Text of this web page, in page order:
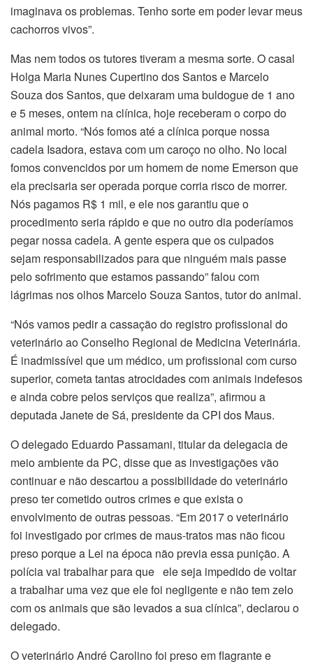
imaginava os problemas. Tenho sorte em poder levar meus
cachorros vivos”.
Mas nem todos os tutores tiveram a mesma sorte. O casal
Holga Maria Nunes Cupertino dos Santos e Marcelo
Souza dos Santos, que deixaram uma buldogue de 1 ano
e 5 meses, ontem na clínica, hoje receberam o corpo do
animal morto. “Nós fomos até a clínica porque nossa
cadela Isadora, estava com um caroço no olho. No local
fomos convencidos por um homem de nome Emerson que
ela precisaria ser operada porque corria risco de morrer.
Nós pagamos R$ 1 mil, e ele nos garantiu que o
procedimento seria rápido e que no outro dia poderíamos
pegar nossa cadela. A gente espera que os culpados
sejam responsabilizados para que ninguém mais passe
pelo sofrimento que estamos passando” falou com
lágrimas nos olhos Marcelo Souza Santos, tutor do animal.
“Nós vamos pedir a cassação do registro profissional do
veterinário ao Conselho Regional de Medicina Veterinária.
É inadmissível que um médico, um profissional com curso
superior, cometa tantas atrocidades com animais indefesos
e ainda cobre pelos serviços que realiza”, afirmou a
deputada Janete de Sá, presidente da CPI dos Maus.
O delegado Eduardo Passamani, titular da delegacia de
meio ambiente da PC, disse que as investigações vão
continuar e não descartou a possibilidade do veterinário
preso ter cometido outros crimes e que exista o
envolvimento de outras pessoas. “Em 2017 o veterinário
foi investigado por crimes de maus-tratos mas não ficou
preso porque a Lei na época não previa essa punição. A
polícia vai trabalhar para que ele seja impedido de voltar
a trabalhar uma vez que ele foi negligente e não tem zelo
com os animais que são levados a sua clínica”, declarou o
delegado.
O veterinário André Carolino foi preso em flagrante e